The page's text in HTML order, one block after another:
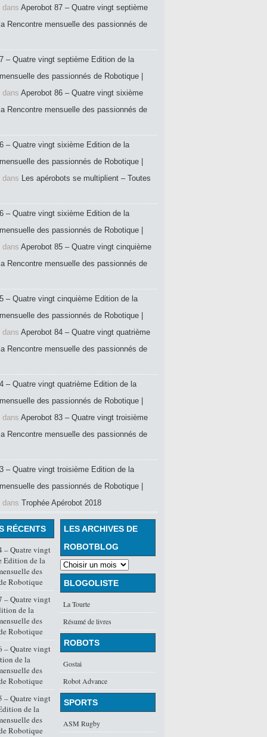
dans Aperobot 87 – Quatre vingt septième
Rencontre mensuelle des passionnés de
– Quatre vingt septième Edition de la
des passionnés de Robotique |
dans Aperobot 86 – Quatre vingt sixième
Rencontre mensuelle des passionnés de
– Quatre vingt sixième Edition de la
des passionnés de Robotique |
dans Les apérobots se multiplient – Toutes
– Quatre vingt sixième Edition de la
des passionnés de Robotique |
dans Aperobot 85 – Quatre vingt cinquième
Rencontre mensuelle des passionnés de
– Quatre vingt cinquième Edition de la
des passionnés de Robotique |
dans Aperobot 84 – Quatre vingt quatrième
Rencontre mensuelle des passionnés de
– Quatre vingt quatrième Edition de la
des passionnés de Robotique |
dans Aperobot 83 – Quatre vingt troisième
Rencontre mensuelle des passionnés de
– Quatre vingt troisième Edition de la
des passionnés de Robotique |
dans Trophée Apérobot 2018
LES ARCHIVES DE
ROBOTBLOG
BLOGOLISTE
La Tourte
Résumé de livres
ROBOTS
Gostai
Robot Advance
SPORTS
ASM Rugby
RÉCENTS
– Quatre vingt
Edition de la
des
Robotique
– Quatre vingt
de la
des
Robotique
– Quatre vingt
de la
des
Robotique
– Quatre vingt
de la
des
Robotique